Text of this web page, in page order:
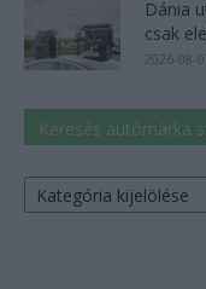
Dánia
csak
2026-08-
Keresés autómárka
Keresés
autómárka